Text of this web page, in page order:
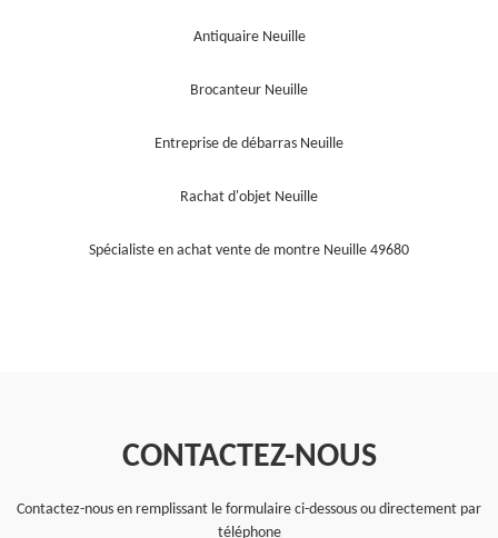
Antiquaire Neuille
Brocanteur Neuille
Entreprise de débarras Neuille
Rachat d'objet Neuille
Spécialiste en achat vente de montre Neuille 49680
CONTACTEZ-NOUS
Contactez-nous en remplissant le formulaire ci-dessous ou directement par
téléphone